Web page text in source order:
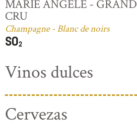
MARIE ANGÈLE - GRAND
CRU
Champagne - Blanc de noirs
Vinos dulces
Cervezas